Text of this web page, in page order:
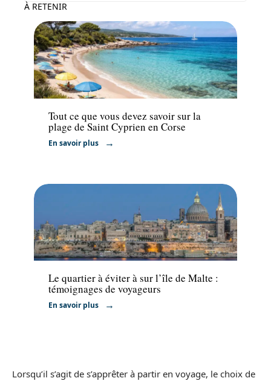
À RETENIR
Voyage
Tout ce que vous devez savoir sur la
plage de Saint Cyprien en Corse
En savoir plus
Actu
Le quartier à éviter à sur l’île de Malte :
témoignages de voyageurs
En savoir plus
Lorsqu’il s’agit de s’apprêter à partir en voyage, le choix de